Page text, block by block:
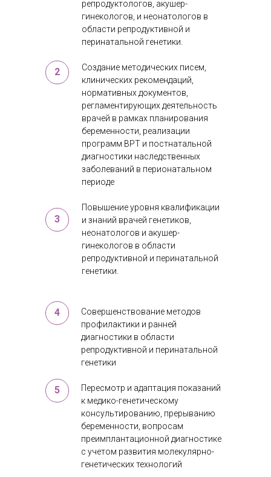
репродуктологов, акушер-
гинекологов, и неонатологов в
области репродуктивной и
перинатальной генетики.
Создание методических писем,
клинических рекомендаций,
нормативных документов,
регламентирующих деятельность
врачей в рамках планирования
беременности, реализации
программ ВРТ и постнатальной
диагностики наследственных
заболеваний в перионатальном
периоде
Повышение уровня квалификации
и знаний врачей генетиков,
неонатологов и акушер-
гинекологов в области
репродуктивной и перинатальной
генетики.
Совершенствование методов
профилактики и ранней
диагностики в области
репродуктивной и перинатальной
генетики
Пересмотр и адаптация показаний
к медико-генетическому
консультированию, прерыванию
беременности, вопросам
преимплантационной диагностике
с учетом развития молекулярно-
генетических технологий
2
3
4
5